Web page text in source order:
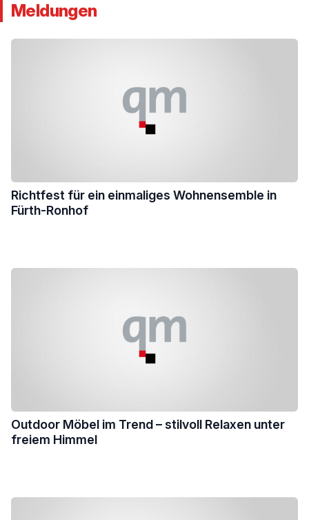
Meldungen
Richtfest für ein einmaliges Wohnensemble in
Fürth-Ronhof
Outdoor Möbel im Trend – stilvoll Relaxen unter
freiem Himmel